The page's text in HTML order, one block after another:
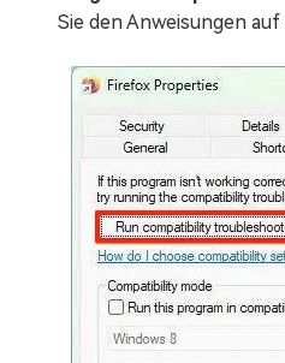
Sie den Anweisungen